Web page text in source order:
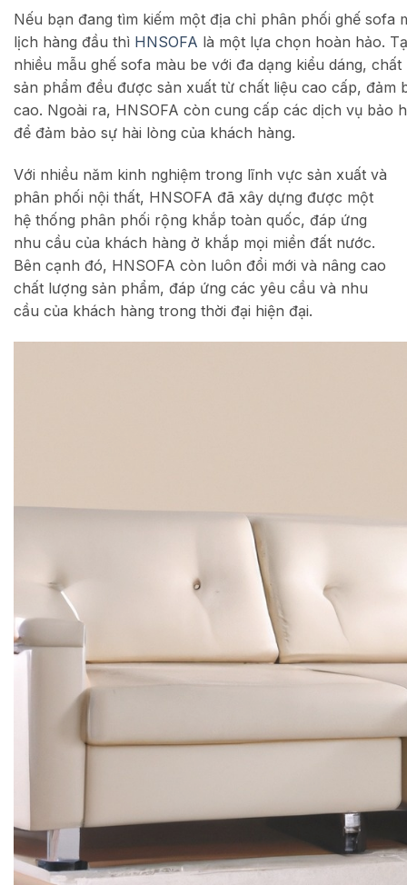
Nếu bạn đang tìm kiếm một địa chỉ phân phối ghế sofa
lịch hàng đầu thì HNSOFA là một lựa chọn hoàn hảo.
nhiều mẫu ghế sofa màu be với đa dạng kiểu dáng,
sản phẩm đều được sản xuất từ chất liệu cao cấp, đảm
cao. Ngoài ra, HNSOFA còn cung cấp các dịch vụ bảo
để đảm bảo sự hài lòng của khách hàng.
Với nhiều năm kinh nghiệm trong lĩnh vực sản xuất và
phân phối nội thất, HNSOFA đã xây dựng được một
hệ thống phân phối rộng khắp toàn quốc, đáp ứng
nhu cầu của khách hàng ở khắp mọi miền đất nước.
Bên cạnh đó, HNSOFA còn luôn đổi mới và nâng cao
chất lượng sản phẩm, đáp ứng các yêu cầu và nhu
cầu của khách hàng trong thời đại hiện đại.